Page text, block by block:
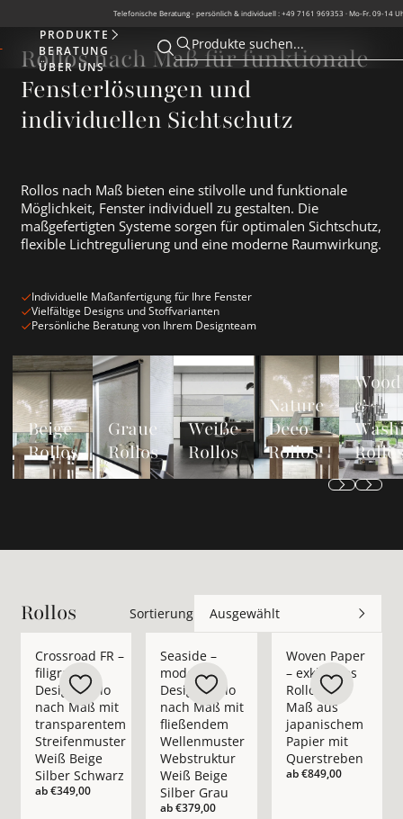
Telefonische Beratung - persönlich & individuell : +49 7161 969353 · Mo-Fr. 09-14
Produkte
PRODUKTE
BERATUNG
ÜBER UNS
Suche öffnen
Suche öffnen
Produkte suchen...
Rollos nach Maß für funktionale
Fensterlösungen und
individuellen Sichtschutz
Rollos nach Maß bieten eine stilvolle und funktionale
Möglichkeit, Fenster individuell zu gestalten. Die
maßgefertigten Systeme sorgen für optimalen Sichtschutz,
flexible Lichtregulierung und eine moderne Raumwirkung.
Individuelle Maßanfertigung für Ihre Fenster
Vielfältige Designs und Stoffvarianten
Persönliche Beratung von Ihrem Designteam
Beige Rollos ansehen
Beige
Rollos
Graue Rollos ansehen
Graue
Rollos
Weiße Rollos ansehen
Weiße
Rollos
Nature Deco Rollos
Nature
Deco
Rollos
Wood
Wood
&
Rollos Sortierung Ausgewählt
Crossroad FR –
filigranes
Design-Rollo
nach Maß mit
transparentem
Streifenmuster
Weiß Beige
Silber Schwarz
ab€349,00
Seaside –
modernes
Design-Rollo
nach Maß mit
fließendem
Wellenmuster
Webstruktur
Weiß Beige
Silber Grau
ab€379,00
Woven Paper
– exklusives
Rollo nach
Maß aus
japanischem
Papier mit
Querstreben
ab€849,00